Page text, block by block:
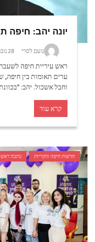
יונה יהב: חיפה
נועם לסרי 28 נובמבר, 2023
ראש עיריית חיפה לשעבר
ערים תאומות בין חיפה,
וחבל אשכול. יהב:
קרא עוד
חדשות חיפה והקריות כתבה